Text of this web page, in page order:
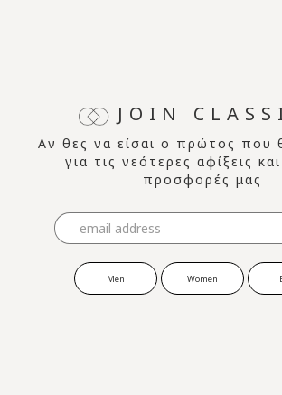
JOIN
Αν θες να είσαι ο πρώτος που
για τις νεότερες αφίξεις και
προσφορές μας
Men Women